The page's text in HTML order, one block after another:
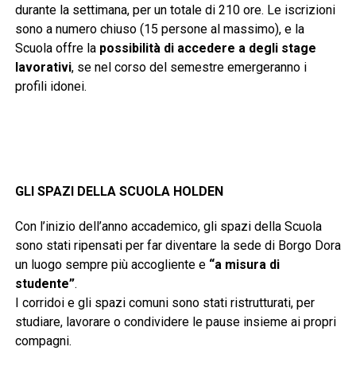
durante la settimana, per un totale di 210 ore. Le iscrizioni
sono a numero chiuso (15 persone al massimo), e la
Scuola offre la possibilità di accedere a degli stage
lavorativi, se nel corso del semestre emergeranno i
profili idonei.
GLI SPAZI DELLA SCUOLA HOLDEN
Con l’inizio dell’anno accademico, gli spazi della Scuola
sono stati ripensati per far diventare la sede di Borgo Dora
un luogo sempre più accogliente e “a misura di
studente”.
I corridoi e gli spazi comuni sono stati ristrutturati, per
studiare, lavorare o condividere le pause insieme ai propri
compagni.